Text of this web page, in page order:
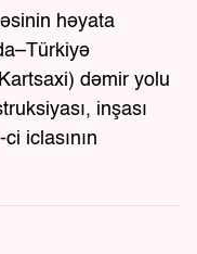
həyata
dəmir yolu
inşası
iclasının